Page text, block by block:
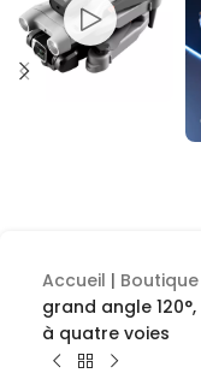
Accueil | Boutique
grand angle
à quatre voies